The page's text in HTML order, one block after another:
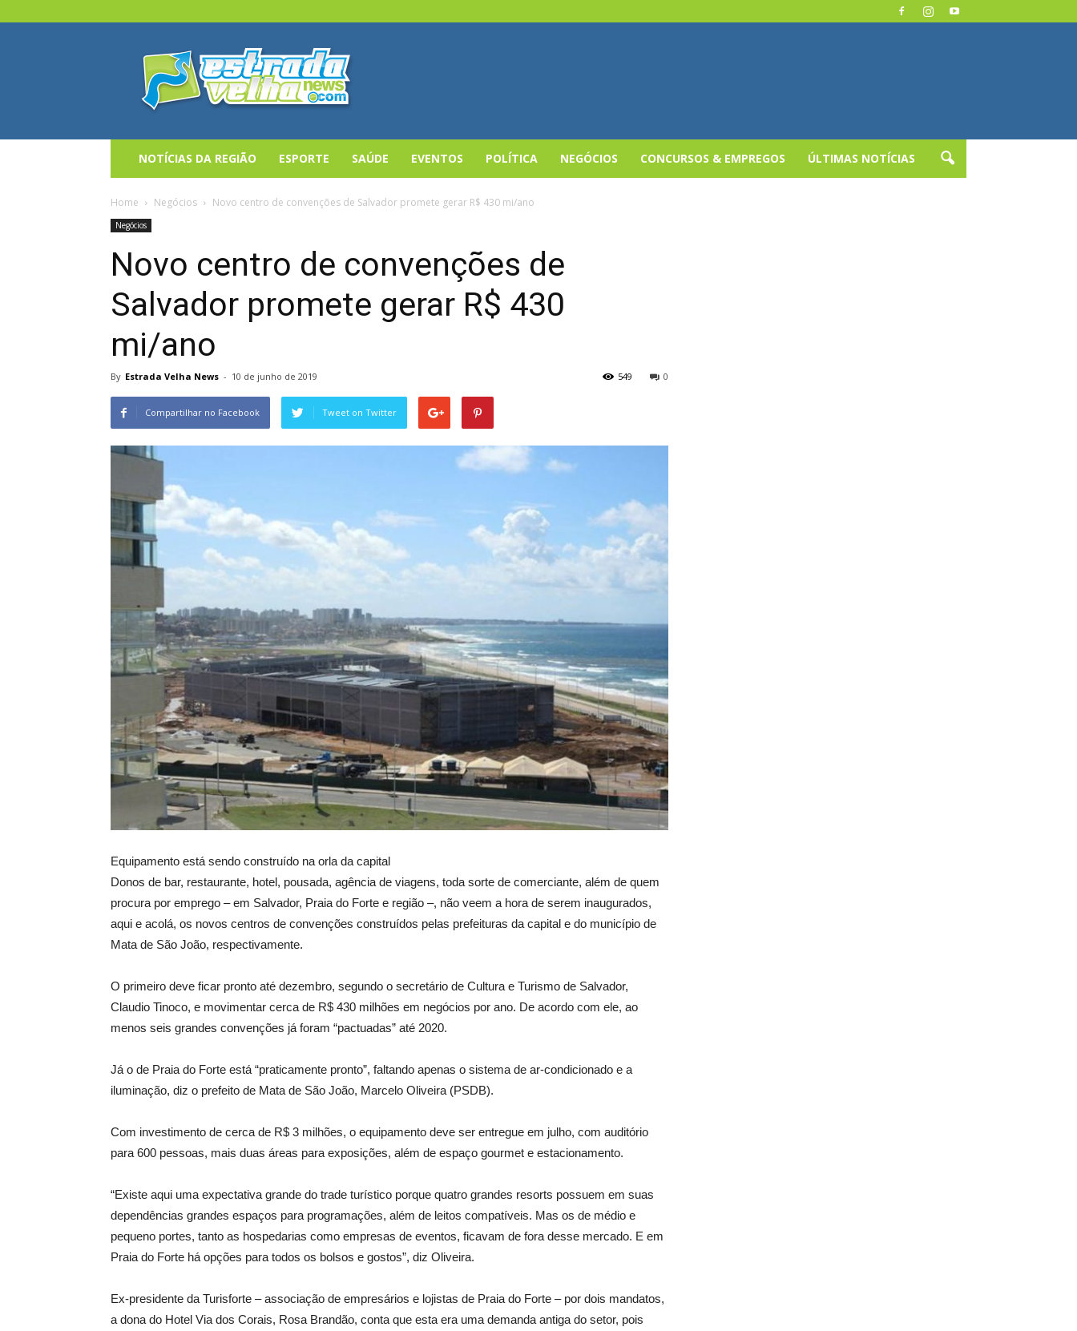
Estrada
Velha
News
NOTÍCIAS DA REGIÃO ESPORTE SAÚDE EVENTOS POLÍTICA NEGÓCIOS CONCURSOS & EMPREGOS ÚLTIMAS NOTÍCIAS
Home Negócios Novo centro de convenções de Salvador promete gerar R$ 430 mi/ano
Negócios
Novo centro de convenções de
Salvador promete gerar R$ 430
mi/ano
By Estrada Velha News - 10 de junho de 2019 0
549
Compartilhar no Facebook Tweet on Twitter
Equipamento está sendo construído na orla da capital
Donos de bar, restaurante, hotel, pousada, agência de viagens, toda sorte de comerciante, além de quem
procura por emprego – em Salvador, Praia do Forte e região –, não veem a hora de serem inaugurados,
aqui e acolá, os novos centros de convenções construídos pelas prefeituras da capital e do município de
Mata de São João, respectivamente.
O primeiro deve ficar pronto até dezembro, segundo o secretário de Cultura e Turismo de Salvador,
Claudio Tinoco, e movimentar cerca de R$ 430 milhões em negócios por ano. De acordo com ele, ao
menos seis grandes convenções já foram “pactuadas” até 2020.
Já o de Praia do Forte está “praticamente pronto”, faltando apenas o sistema de ar-condicionado e a
iluminação, diz o prefeito de Mata de São João, Marcelo Oliveira (PSDB).
Com investimento de cerca de R$ 3 milhões, o equipamento deve ser entregue em julho, com auditório
para 600 pessoas, mais duas áreas para exposições, além de espaço gourmet e estacionamento.
“Existe aqui uma expectativa grande do trade turístico porque quatro grandes resorts possuem em suas
dependências grandes espaços para programações, além de leitos compatíveis. Mas os de médio e
pequeno portes, tanto as hospedarias como empresas de eventos, ficavam de fora desse mercado. E em
Praia do Forte há opções para todos os bolsos e gostos”, diz Oliveira.
Ex-presidente da Turisforte – associação de empresários e lojistas de Praia do Forte – por dois mandatos,
a dona do Hotel Via dos Corais, Rosa Brandão, conta que esta era uma demanda antiga do setor, pois